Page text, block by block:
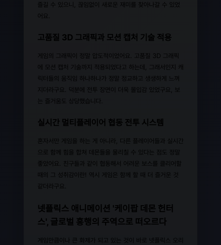
즐길 수 있으니, 끊임없이 새로운 재미를 찾아나갈 수 있었
어요.
고품질 3D 그래픽과 모션 캡처 기술 적용
게임의 그래픽이 정말 압도적이었어요. 고품질 3D 그래픽
에 모션 캡처 기술까지 적용되었다고 하는데, 그래서인지 캐
릭터들의 움직임 하나하나가 정말 정교하고 생생하게 느껴
지더라구요. 덕분에 전투 장면이 더욱 몰입감 있었구요, 보
는 즐거움도 상당했습니다.
실시간 멀티플레이어 협동 전투 시스템
혼자서만 게임을 하는 게 아니라, 다른 플레이어들과 실시간
으로 함께 힘을 합쳐 데몬들을 물리칠 수 있다는 점도 정말
좋았어요. 친구들과 같이 협동해서 어려운 보스를 클리어할
때의 그 성취감이란! 역시 게임은 함께 할 때 더 즐거운 것
같더라구요.
넷플릭스 애니메이션 '케이팝 데몬 헌터
스', 글로벌 흥행의 주역으로 떠오르다
게임만큼이나 큰 화제가 되고 있는 것이 바로 넷플릭스 오리